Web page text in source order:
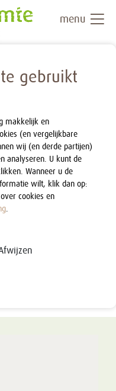
gebruikt
makkelijk en
(en vergelijkbare
wij (en derde partijen)
analyseren. U kunt de
Wanneer u de
wilt, klik dan op:
cookies en
.
menu